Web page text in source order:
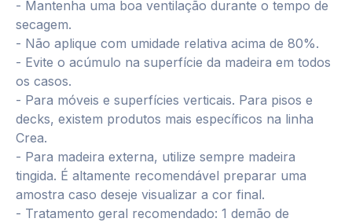
- Mantenha uma boa ventilação durante o tempo de
secagem.
- Não aplique com umidade relativa acima de 80%.
- Evite o acúmulo na superfície da madeira em todos
os casos.
- Para móveis e superfícies verticais. Para pisos e
decks, existem produtos mais específicos na linha
Crea.
- Para madeira externa, utilize sempre madeira
tingida. É altamente recomendável preparar uma
amostra caso deseje visualizar a cor final.
- Tratamento geral recomendado: 1 demão de